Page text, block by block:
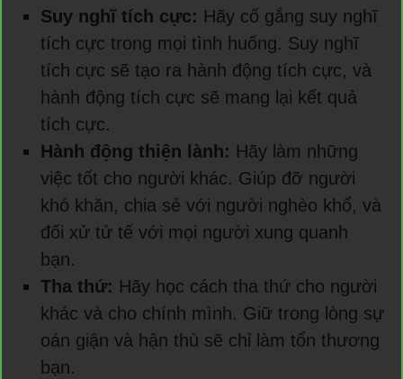
Suy nghĩ tích cực: Hãy cố gắng suy nghĩ
tích cực trong mọi tình huống. Suy nghĩ
tích cực sẽ tạo ra hành động tích cực, và
hành động tích cực sẽ mang lại kết quả
tích cực.
Hành động thiện lành: Hãy làm những
việc tốt cho người khác. Giúp đỡ người
khó khăn, chia sẻ với người nghèo khổ, và
đối xử tử tế với mọi người xung quanh
bạn.
Tha thứ: Hãy học cách tha thứ cho người
khác và cho chính mình. Giữ trong lòng sự
oán giận và hận thù sẽ chỉ làm tổn thương
bạn.